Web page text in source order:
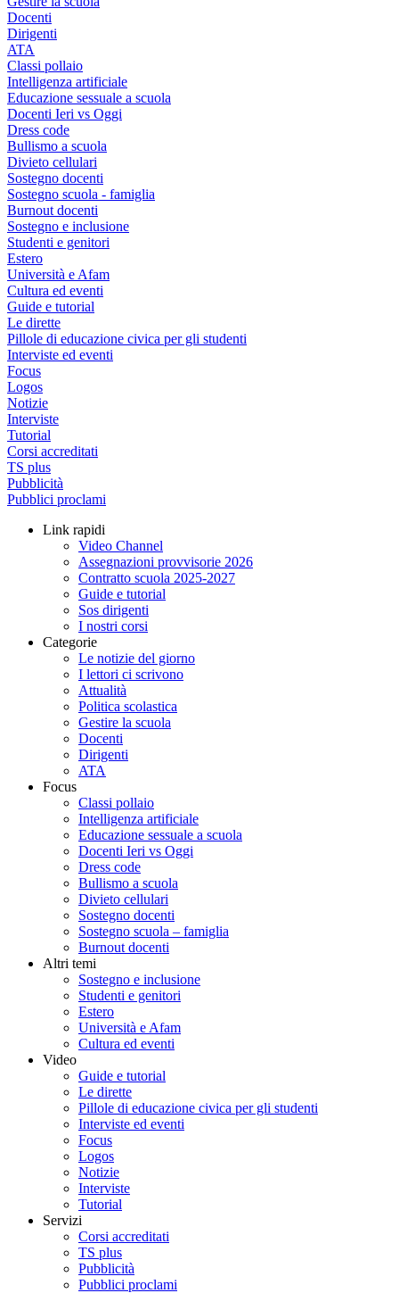
Docenti
Dirigenti
ATA
Classi pollaio
Intelligenza artificiale
Educazione sessuale a scuola
Docenti Ieri vs Oggi
Dress code
Bullismo a scuola
Divieto cellulari
Sostegno docenti
Sostegno scuola - famiglia
Burnout docenti
Sostegno e inclusione
Studenti e genitori
Estero
Università e Afam
Cultura ed eventi
Guide e tutorial
Le dirette
Pillole di educazione civica per gli studenti
Interviste ed eventi
Focus
Logos
Notizie
Interviste
Tutorial
Corsi accreditati
TS plus
Pubblicità
Pubblici proclami
Link rapidi
Video Channel
Assegnazioni provvisorie 2026
Contratto scuola 2025-2027
Guide e tutorial
Sos dirigenti
I nostri corsi
Categorie
Le notizie del giorno
I lettori ci scrivono
Attualità
Politica scolastica
Gestire la scuola
Docenti
Dirigenti
ATA
Focus
Classi pollaio
Intelligenza artificiale
Educazione sessuale a scuola
Docenti Ieri vs Oggi
Dress code
Bullismo a scuola
Divieto cellulari
Sostegno docenti
Sostegno scuola – famiglia
Burnout docenti
Altri temi
Sostegno e inclusione
Studenti e genitori
Estero
Università e Afam
Cultura ed eventi
Video
Guide e tutorial
Le dirette
Pillole di educazione civica per gli studenti
Interviste ed eventi
Focus
Logos
Notizie
Interviste
Tutorial
Servizi
Corsi accreditati
TS plus
Pubblicità
Pubblici proclami